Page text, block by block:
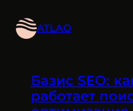
contenu
ATLAO
Базис SEO:
работает